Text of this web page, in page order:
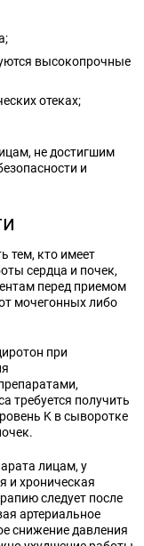
высокопрочные
отеках;
не достигшим
и
тем, кто имеет
сердца и почек,
перед приемом
мочегонных либо
при
требуется получить
K в сыворотке
лицам, у
и хроническая
следует после
артериальное
снижение давления